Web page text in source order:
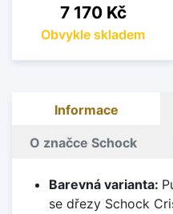
Cena
7 170 Kč
Obvykle skladem
Informace
O značce Schock
Barevná varianta:
se dřezy Schock